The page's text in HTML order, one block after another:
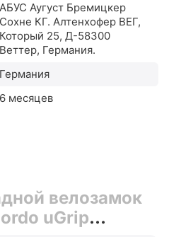
АБУС Аугуст Бремицкер
Сохне КГ. Алтенхофер ВЕГ,
Который 25, Д-58300
Веттер, Германия.
Германия
6 месяцев
велозамок
uGrip